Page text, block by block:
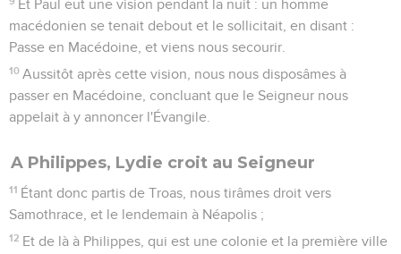
Et Paul eut une vision pendant la nuit : un homme
macédonien se tenait debout et le sollicitait, en disant :
Passe en Macédoine, et viens nous secourir.
10 Aussitôt après cette vision, nous nous disposâmes à
passer en Macédoine, concluant que le Seigneur nous
appelait à y annoncer l'Évangile.
A Philippes, Lydie croit au Seigneur
11 Étant donc partis de Troas, nous tirâmes droit vers
Samothrace, et le lendemain à Néapolis ;
12 Et de là à Philippes, qui est une colonie et la première ville